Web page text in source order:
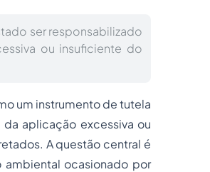
ser responsabilizado
ou insuficiente do
um instrumento de tutela
aplicação excessiva ou
A questão central é
ambiental ocasionado por